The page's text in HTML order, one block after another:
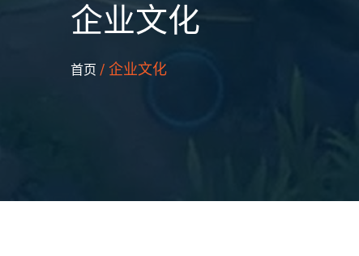
企业文化
首页 / 企业文化